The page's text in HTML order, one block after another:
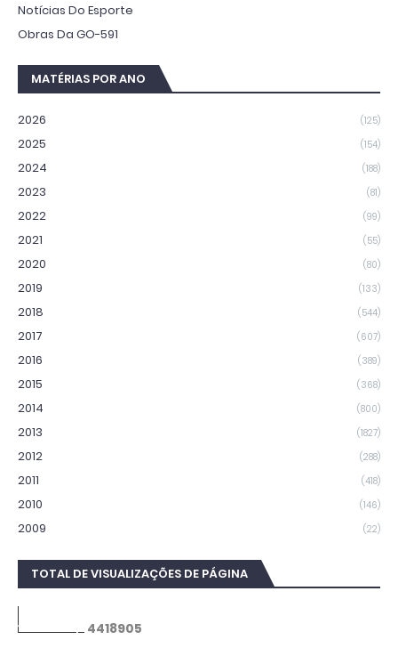
Notícias Do Esporte
Obras Da GO-591
MATÉRIAS POR ANO
2026 (125)
2025 (154)
2024 (188)
2023 (81)
2022 (99)
2021 (55)
2020 (80)
2019 (133)
2018 (544)
2017 (607)
2016 (389)
2015 (368)
2014 (800)
2013 (1827)
2012 (288)
2011 (418)
2010 (146)
2009 (22)
TOTAL DE VISUALIZAÇÕES DE PÁGINA
4418905